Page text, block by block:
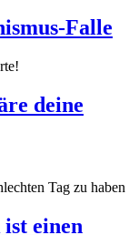
Falle
deine
einen